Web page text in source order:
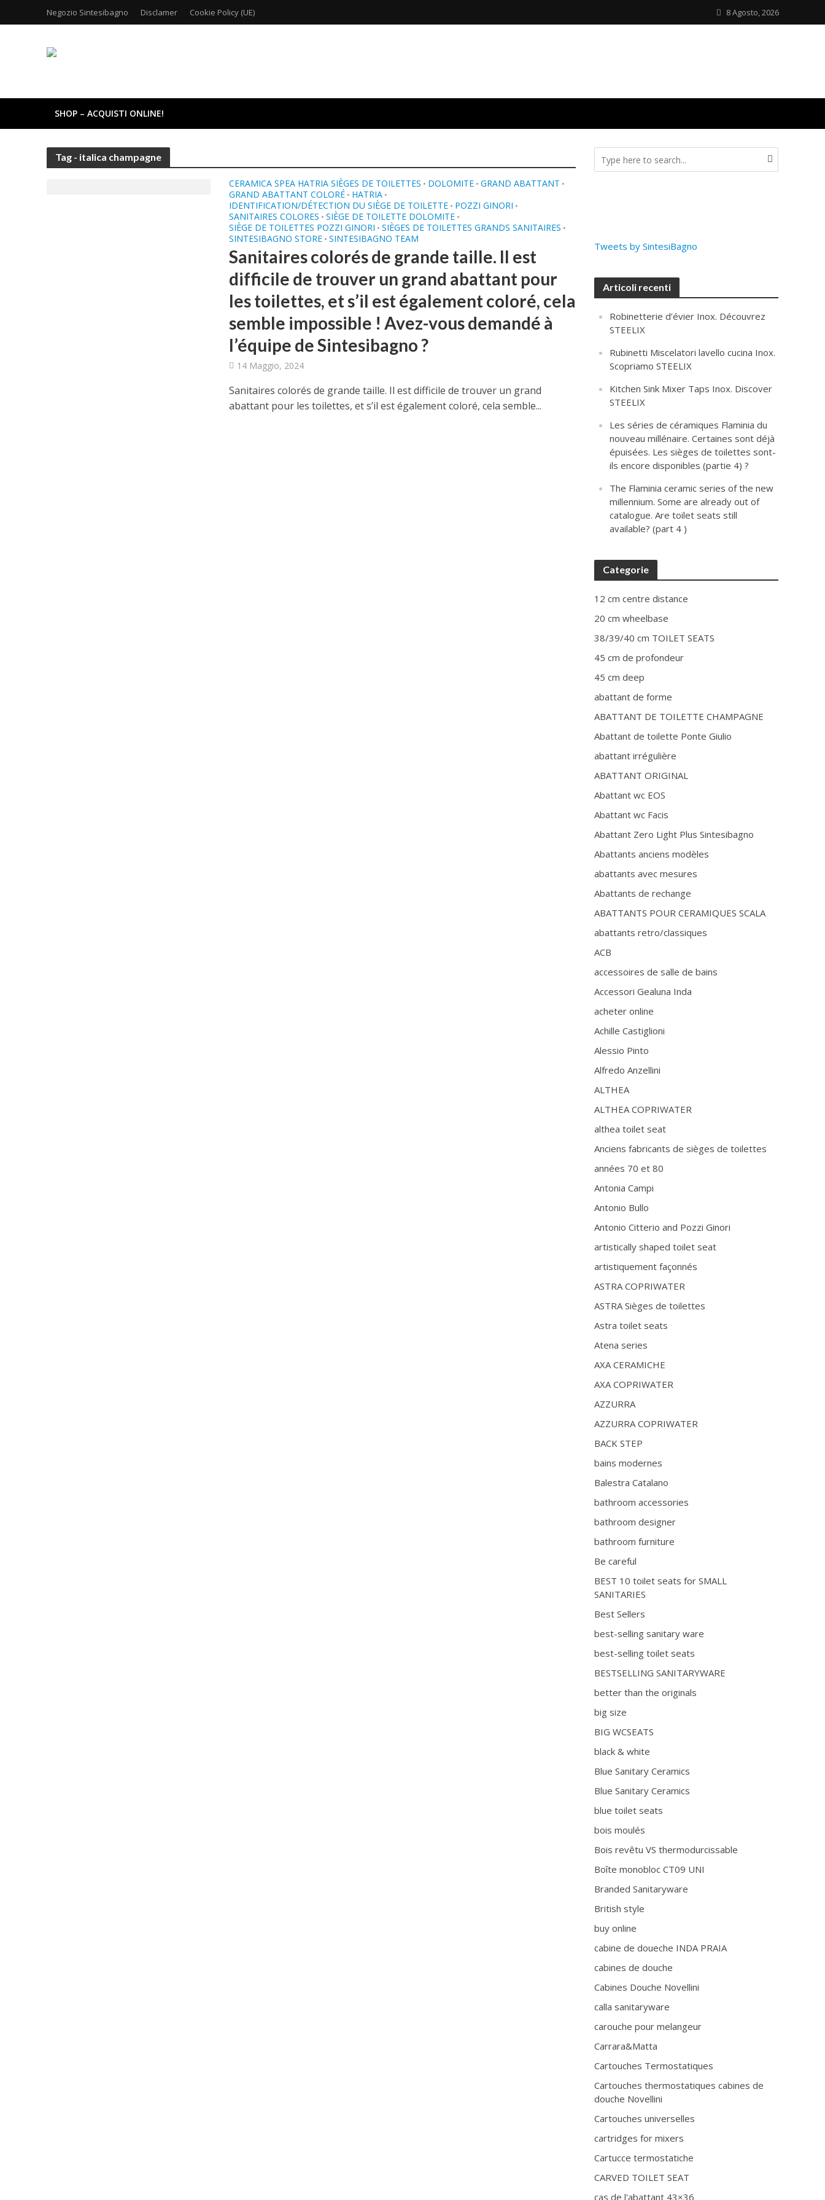
Negozio Sintesibagno Disclamer Cookie Policy (UE) 8 Agosto, 2026
SHOP – ACQUISTI ONLINE!
Tag - italica champagne
CERAMICA SPEA HATRIA SIÈGES DE TOILETTES • DOLOMITE • GRAND ABATTANT •
GRAND ABATTANT COLORÉ • HATRIA •
IDENTIFICATION/DÉTECTION DU SIÈGE DE TOILETTE • POZZI GINORI •
SANITAIRES COLORES • SIÈGE DE TOILETTE DOLOMITE •
SIÈGE DE TOILETTES POZZI GINORI • SIÈGES DE TOILETTES GRANDS SANITAIRES •
SINTESIBAGNO STORE • SINTESIBAGNO TEAM
Sanitaires colorés de grande taille. Il est
difficile de trouver un grand abattant pour
les toilettes, et s’il est également coloré, cela
semble impossible ! Avez-vous demandé à
l’équipe de Sintesibagno ?
14 Maggio, 2024
Sanitaires colorés de grande taille. Il est difficile de trouver un grand
abattant pour les toilettes, et s’il est également coloré, cela semble...
Tweets by SintesiBagno
Articoli recenti
Robinetterie d’évier Inox. Découvrez
STEELIX
Rubinetti Miscelatori lavello cucina Inox.
Scopriamo STEELIX
Kitchen Sink Mixer Taps Inox. Discover
STEELIX
Les séries de céramiques Flaminia du
nouveau millénaire. Certaines sont déjà
épuisées. Les sièges de toilettes sont-
ils encore disponibles (partie 4) ?
The Flaminia ceramic series of the new
millennium. Some are already out of
catalogue. Are toilet seats still
available? (part 4 )
Categorie
12 cm centre distance
20 cm wheelbase
38/39/40 cm TOILET SEATS
45 cm de profondeur
45 cm deep
abattant de forme
ABATTANT DE TOILETTE CHAMPAGNE
Abattant de toilette Ponte Giulio
abattant irrégulière
ABATTANT ORIGINAL
Abattant wc EOS
Abattant wc Facis
Abattant Zero Light Plus Sintesibagno
Abattants anciens modèles
abattants avec mesures
Abattants de rechange
ABATTANTS POUR CERAMIQUES SCALA
abattants retro/classiques
ACB
accessoires de salle de bains
Accessori Gealuna Inda
acheter online
Achille Castiglioni
Alessio Pinto
Alfredo Anzellini
ALTHEA
ALTHEA COPRIWATER
althea toilet seat
Anciens fabricants de sièges de toilettes
années 70 et 80
Antonia Campi
Antonio Bullo
Antonio Citterio and Pozzi Ginori
artistically shaped toilet seat
artistiquement façonnés
ASTRA COPRIWATER
ASTRA Sièges de toilettes
Astra toilet seats
Atena series
AXA CERAMICHE
AXA COPRIWATER
AZZURRA
AZZURRA COPRIWATER
BACK STEP
bains modernes
Balestra Catalano
bathroom accessories
bathroom designer
bathroom furniture
Be careful
BEST 10 toilet seats for SMALL
SANITARIES
Best Sellers
best-selling sanitary ware
best-selling toilet seats
BESTSELLING SANITARYWARE
better than the originals
big size
BIG WCSEATS
black & white
Blue Sanitary Ceramics
Blue Sanitary Ceramics
blue toilet seats
bois moulés
Bois revêtu VS thermodurcissable
Boîte monobloc CT09 UNI
Branded Sanitaryware
British style
buy online
cabine de doueche INDA PRAIA
cabines de douche
Cabines Douche Novellini
calla sanitaryware
carouche pour melangeur
Carrara&Matta
Cartouches Termostatiques
Cartouches thermostatiques cabines de
douche Novellini
Cartouches universelles
cartridges for mixers
Cartucce termostatiche
CARVED TOILET SEAT
cas de l'abattant 43×36